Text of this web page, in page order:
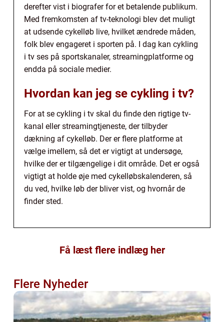
derefter vist i biografer for et betalende publikum.
Med fremkomsten af tv-teknologi blev det muligt
at udsende cykelløb live, hvilket ændrede måden,
folk blev engageret i sporten på. I dag kan cykling
i tv ses på sportskanaler, streamingplatforme og
endda på sociale medier.
Hvordan kan jeg se cykling i tv?
For at se cykling i tv skal du finde den rigtige tv-
kanal eller streamingtjeneste, der tilbyder
dækning af cykelløb. Der er flere platforme at
vælge imellem, så det er vigtigt at undersøge,
hvilke der er tilgængelige i dit område. Det er også
vigtigt at holde øje med cykelløbskalenderen, så
du ved, hvilke løb der bliver vist, og hvornår de
finder sted.
Få læst flere indlæg her
Flere Nyheder